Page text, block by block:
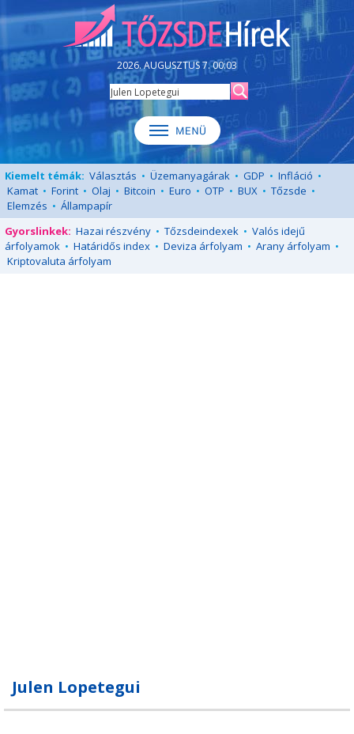
2026. AUGUSZTUS 7. 00:03
Kiemelt témák: Választás • Üzemanyagárak • GDP • Infláció •
Kamat • Forint • Olaj • Bitcoin • Euro • OTP • BUX • Tőzsde •
Elemzés • Állampapír
Gyorslinkek: Hazai részvény • Tőzsdeindexek • Valós idejű
árfolyamok • Határidős index • Deviza árfolyam • Arany árfolyam •
Kriptovaluta árfolyam
Julen Lopetegui